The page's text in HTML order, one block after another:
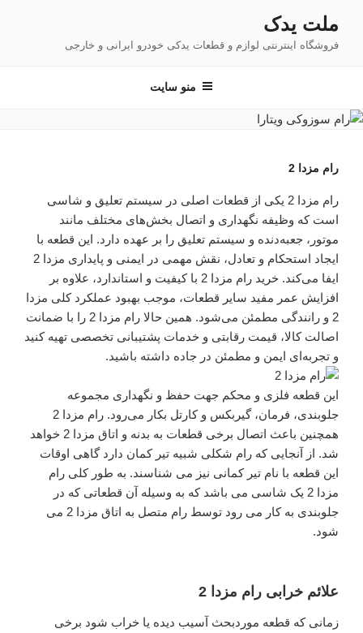
محتوا
ملت یدک
فروشگاه اینترنتی لوازم و قطعات یدکی خودرو ایرانی و خارجی
منو سایت
رام مزدا 2
رام مزدا 2 یکی از قطعات اصلی در سیستم تعلیق و شاسی
است که وظیفه نگهداری و اتصال بخش‌های مختلف مانند
موتور، جعبه‌دنده و سیستم تعلیق را بر عهده دارد. این قطعه با
ایجاد استحکام و تعادل، نقش مهمی در ایمنی و پایداری مزدا 2
ایفا می‌کند. خرید رام مزدا 2 با کیفیت و استاندارد، علاوه بر
افزایش عمر مفید سایر قطعات، موجب بهبود عملکرد کلی مزدا
2 و رانندگی مطمئن می‌شود. همین حالا رام مزدا 2 را با ضمانت
اصالت کالا، قیمت رقابتی و خدمات پشتیبانی تخصصی تهیه کنید
و تجربه‌ای ایمن و مطمئن در جاده داشته باشید.
این قطعه فلزی و محکم جهت حفظ و نگهداری مجموعه
جلوبندی، فرمان، گیربکس و کارتل بکار می‌رود. رام مزدا 2
همچنین باعث اتصال برخی قطعات به بدنه و اتاق مزدا 2 خواهد
شد. از آنجایی که رام شکلی شبیه تیر کمان دارد گاهی اوقات
این قطعه با نام تیر کمانی نیز می شناسند. به طور کلی رام
مزدا 2 یک شاسی می باشد که به وسیله آن قطعاتی که در
جلوبندی به کار می رود توسط رام متصل به اتاق مزدا 2 می
شود.
علائم خرابی رام مزدا 2
زمانی که قطعه موردبحث آسیب دیده یا خراب شود برخی